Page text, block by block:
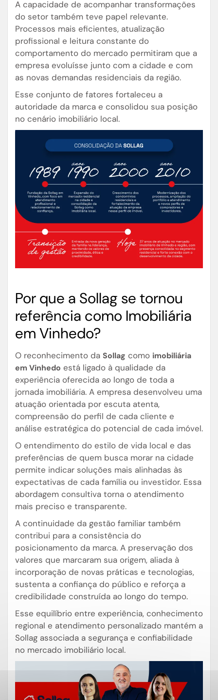
A capacidade de acompanhar transformações
do setor também teve papel relevante.
Processos mais eficientes, atualização
profissional e leitura constante do
comportamento do mercado permitiram que a
empresa evoluísse junto com a cidade e com
as novas demandas residenciais da região.
Esse conjunto de fatores fortaleceu a
autoridade da marca e consolidou sua posição
no cenário imobiliário local.
Por que a Sollag se tornou
referência como Imobiliária
em Vinhedo?
O reconhecimento da Sollag como imobiliária
em Vinhedo está ligado à qualidade da
experiência oferecida ao longo de toda a
jornada imobiliária. A empresa desenvolveu uma
atuação orientada por escuta atenta,
compreensão do perfil de cada cliente e
análise estratégica do potencial de cada imóvel.
O entendimento do estilo de vida local e das
preferências de quem busca morar na cidade
permite indicar soluções mais alinhadas às
expectativas de cada família ou investidor. Essa
abordagem consultiva torna o atendimento
mais preciso e transparente.
A continuidade da gestão familiar também
contribui para a consistência do
posicionamento da marca. A preservação dos
valores que marcaram sua origem, aliada à
incorporação de novas práticas e tecnologias,
sustenta a confiança do público e reforça a
credibilidade construída ao longo do tempo.
Esse equilíbrio entre experiência, conhecimento
regional e atendimento personalizado mantém a
Sollag associada a segurança e confiabilidade
no mercado imobiliário local.